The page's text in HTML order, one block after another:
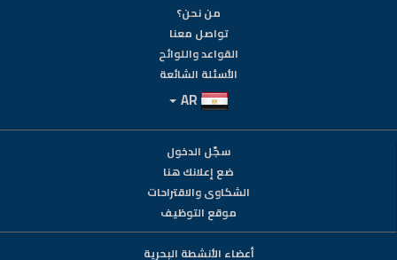
من نحن؟
تواصل معنا
القواعد واللوائح
الأسئلة الشائعة
سجّل الدخول
ضع إعلانك هنا
الشكاوى والاقتراحات
موقع التوظيف
أعضاء الأنشطة البحرية